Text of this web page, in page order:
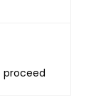
proceed